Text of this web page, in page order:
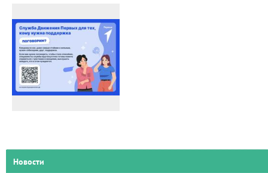
Новости